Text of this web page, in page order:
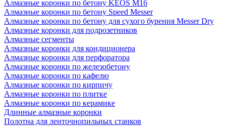
Алмазные коронки по бетону KEOS M16
Алмазные коронки по бетону Speed Messer
Алмазные коронки по бетону для сухого бурения Messer Dry
Алмазные коронки для подрозетников
Алмазные сегменты
Алмазные коронки для кондиционера
Алмазные коронки для перфоратора
Алмазные коронки по железобетону
Алмазные коронки по кафелю
Алмазные коронки по кирпичу
Алмазные коронки по плитке
Алмазные коронки по керамике
Длинные алмазные коронки
Полотна для ленточнопильных станков